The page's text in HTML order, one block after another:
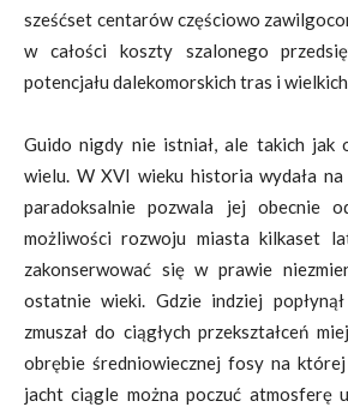
sześćset centarów częściowo
w całości koszty szalonego
potencjału dalekomorskich tras i
Guido nigdy nie istniał, ale takich jak
wielu. W XVI wieku historia wydała
paradoksalnie pozwala jej obecnie
możliwości rozwoju miasta kilkaset
zakonserwować się w prawie
ostatnie wieki. Gdzie indziej
zmuszał do ciągłych przekształceń
obrębie średniowiecznej fosy na której
jacht ciągle można poczuć atmosferę